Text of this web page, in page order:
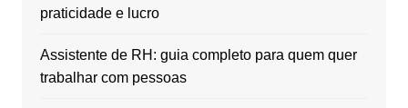
praticidade e lucro
Assistente de RH: guia completo para quem quer
trabalhar com pessoas